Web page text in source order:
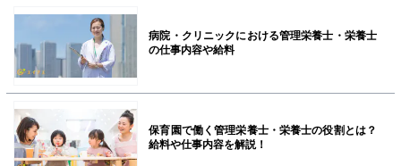
病院・クリニックにおける管理栄養士・栄養士
の仕事内容や給料
保育園で働く管理栄養士・栄養士の役割とは？
給料や仕事内容を解説！